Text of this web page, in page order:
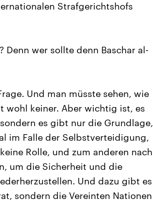
Strafgerichtshofs
Denn wer sollte denn Baschar al-
Und man müsste sehen, wie
wohl keiner. Aber wichtig ist, es
es gibt nur die Grundlage,
im Falle der Selbstverteidigung,
Rolle, und zum anderen nach
um die Sicherheit und die
Und dazu gibt es
sondern die Vereinten Nationen